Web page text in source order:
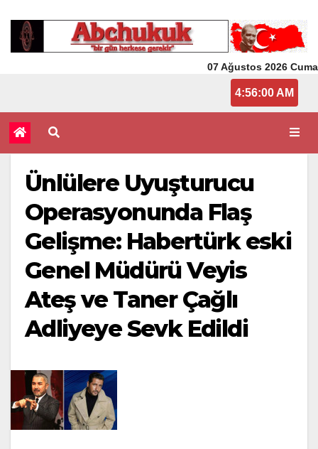
07 Ağustos 2026 Cuma
4:56:00 AM
Ünlülere Uyuşturucu
Operasyonunda Flaş
Gelişme: Habertürk eski
Genel Müdürü Veyis
Ateş ve Taner Çağlı
Adliyeye Sevk Edildi